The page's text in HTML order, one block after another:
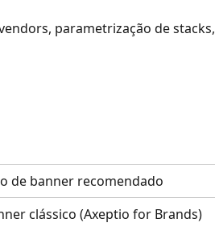
parametrização de stacks,
de banner recomendado
clássico (Axeptio for Brands)